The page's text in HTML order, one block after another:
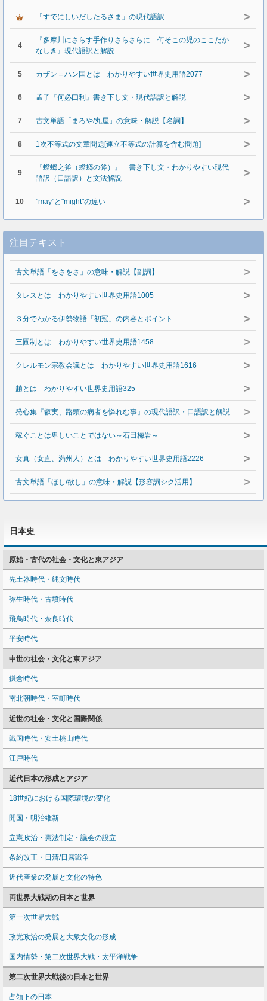
「すでにしいだしたるさま」の現代語訳 >
4
『多摩川にさらす手作りさらさらに 何そこの児のここだか
なしき』現代語訳と解説
>
5 カザン＝ハン国とは わかりやすい世界史用語2077 >
6 孟子『何必曰利』書き下し文・現代語訳と解説 >
7 古文単語「まろや/丸屋」の意味・解説【名詞】 >
8 1次不等式の文章問題[連立不等式の計算を含む問題] >
9
『蟷螂之斧（蟷螂の斧）』 書き下し文・わかりやすい現代
語訳（口語訳）と文法解説
>
10 "may"と"might"の違い >
注目テキスト
古文単語「をさをさ」の意味・解説【副詞】 >
タレスとは わかりやすい世界史用語1005 >
３分でわかる伊勢物語「初冠」の内容とポイント >
三圃制とは わかりやすい世界史用語1458 >
クレルモン宗教会議とは わかりやすい世界史用語1616 >
趙とは わかりやすい世界史用語325 >
発心集『叡実、路頭の病者を憐れむ事』の現代語訳・口語訳と解説 >
稼ぐことは卑しいことではない～石田梅岩～ >
女真（女直、満州人）とは わかりやすい世界史用語2226 >
古文単語「ほし/欲し」の意味・解説【形容詞シク活用】 >
日本史
原始・古代の社会・文化と東アジア
先土器時代・縄文時代
弥生時代・古墳時代
飛鳥時代・奈良時代
平安時代
中世の社会・文化と東アジア
鎌倉時代
南北朝時代・室町時代
近世の社会・文化と国際関係
戦国時代・安土桃山時代
江戸時代
近代日本の形成とアジア
18世紀における国際環境の変化
開国・明治維新
立憲政治・憲法制定・議会の設立
条約改正・日清/日露戦争
近代産業の発展と文化の特色
両世界大戦期の日本と世界
第一次世界大戦
政党政治の発展と大衆文化の形成
国内情勢・第二次世界大戦・太平洋戦争
第二次世界大戦後の日本と世界
占領下の日本